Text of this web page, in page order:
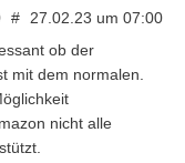
# 27.02.23 um 07:00
ob der
mit dem normalen.
nicht alle